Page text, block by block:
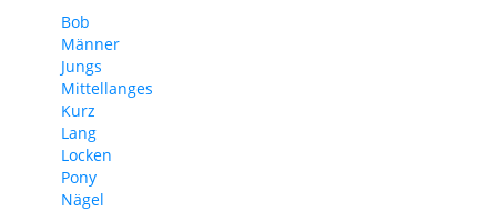
Bob
Männer
Jungs
Mittellanges
Kurz
Lang
Locken
Pony
Nägel